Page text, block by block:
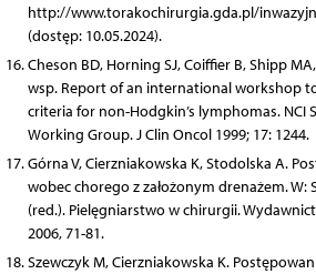
http://www.torakochirurgia.gda.pl/
(dostęp: 10.05.2024).
Cheson BD, Horning SJ, Coiffier B, Shipp
wsp. Report of an international workshop
criteria for non-Hodgkin’s lymphomas. NCI
Working Group. J Clin Oncol 1999; 17: 1244.
Górna V, Cierzniakowska K, Stodolska A.
wobec chorego z założonym drenażem. W:
(red.). Pielęgniarstwo w chirurgii.
2006, 71-81.
Szewczyk M, Cierzniakowska K.